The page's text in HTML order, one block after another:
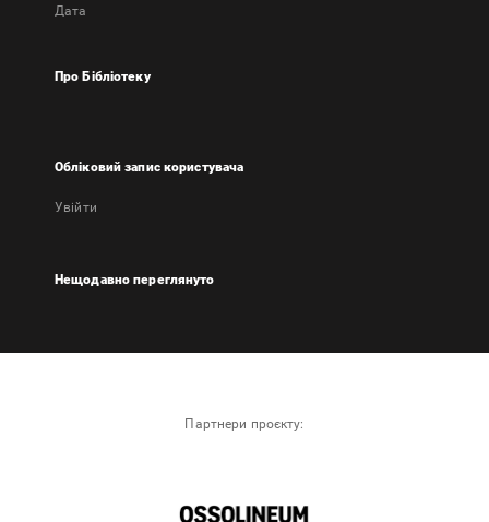
Дата
Про Бібліотеку
Обліковий запис користувача
Увійти
Нещодавно переглянуто
Партнери проєкту: